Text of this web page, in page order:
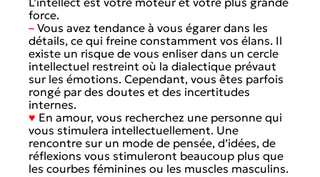
force.
– Vous avez tendance à vous égarer dans les
détails, ce qui freine constamment vos élans. Il
existe un risque de vous enliser dans un cercle
intellectuel restreint où la dialectique prévaut
sur les émotions. Cependant, vous êtes parfois
rongé par des doutes et des incertitudes
internes.
♥ En amour, vous recherchez une personne qui
vous stimulera intellectuellement. Une
rencontre sur un mode de pensée, d’idées, de
réflexions vous stimuleront beaucoup plus que
les courbes féminines ou les muscles masculins.